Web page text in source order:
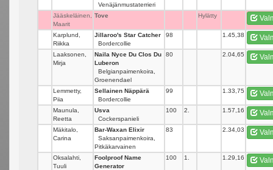
Venäjänmustaterrieri
Jääskeläinen,
Maarit
Tove Hylätty
Karplund,
Riikka
Jillaroo's Star Catcher
Bordercollie
98 1.45,38
Laaksonen,
Mirja
Naila Nyce Du Clos Du
Luberon
Belgianpaimenkoira,
Groenendael
80 2.04,65
Lemmetty,
Piia
Sellainen Näppärä
Bordercollie
99 1.33,75
Maunula,
Reetta
Usva
Cockerspanieli
100 2. 1.57,16
Mäkitalo,
Carina
Bar-Waxan Elixir
Saksanpaimenkoira,
Pitkäkarvainen
83 2.34,03
Oksalahti,
Tuuli
Foolproof Name
Generator
100 1. 1.29,16